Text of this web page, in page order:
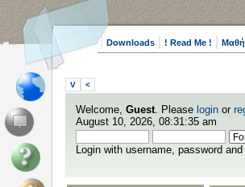
Downloads ! Read Me !
V <
Welcome, Guest. Please login or
August 10, 2026, 08:31:35 am
Login with username, password